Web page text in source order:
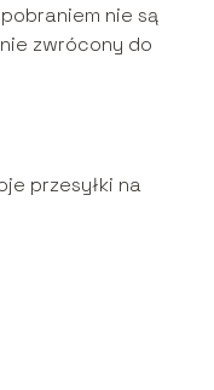
nie są
zwrócony do
przesyłki na